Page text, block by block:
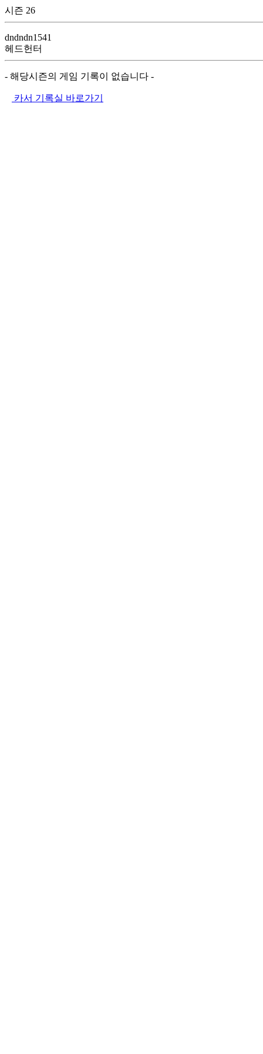
시즌 26
dndndn1541
헤드헌터
- 해당시즌의 게임 기록이 없습니다 -
카서 기록실 바로가기